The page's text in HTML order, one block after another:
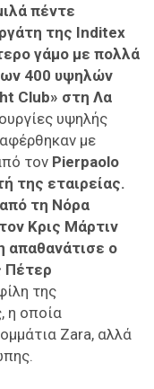
πέντε
της Inditex
γάμο με πολλά
400 υψηλών
Club» στη Λα
υψηλής
με
τον Pierpaolo
της εταιρείας.
τη Νόρα
Κρις Μάρτιν
απαθανάτισε ο
Πέτερ
της
η οποία
Zara, αλλά